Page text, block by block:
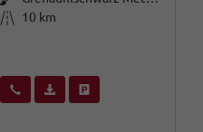
Kilometerstand
10 km
Wir rufen Sie anFahrzeugexposé (PDF)